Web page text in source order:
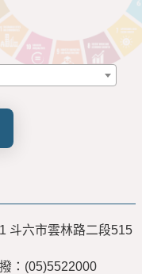
斗六市雲林路二段515
：(05)5522000